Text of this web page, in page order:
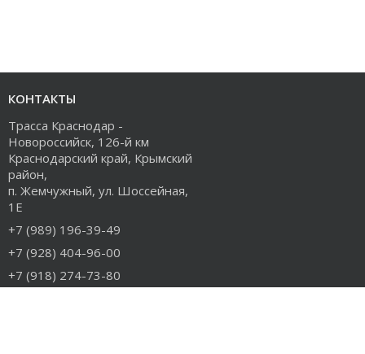
КОНТАКТЫ
Трасса Краснодар -
Новороссийск, 126-й км
Краснодарский край, Крымский
район,
п. Жемчужный, ул. Шоссейная,
1Е
+7 (989) 196-39-49
+7 (928) 404-96-00
+7 (918) 274-73-80